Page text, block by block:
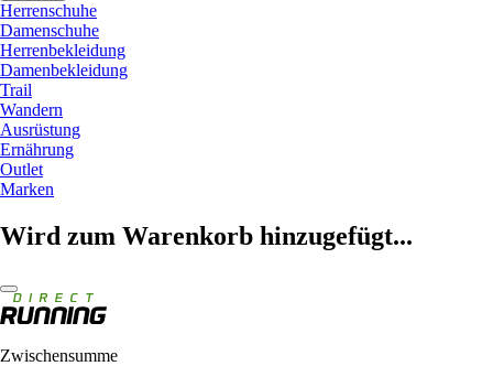
Herrenschuhe
Damenschuhe
Herrenbekleidung
Damenbekleidung
Trail
Wandern
Ausrüstung
Ernährung
Outlet
Marken
Wird zum Warenkorb hinzugefügt...
Zwischensumme